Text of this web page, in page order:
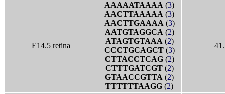
E14.5 retina
AAAAATAAAA (3)
AACTTAAAAA (3)
AACTTGAAAA (3)
AATGTAGGCA (2)
ATAGTGTAAA (2)
CCCTGCAGCT(3)
CTTACCTCAG(2)
CTTTGATCGT(2)
GTAACCGTTA (2)
TTTTTTAAGG (2)